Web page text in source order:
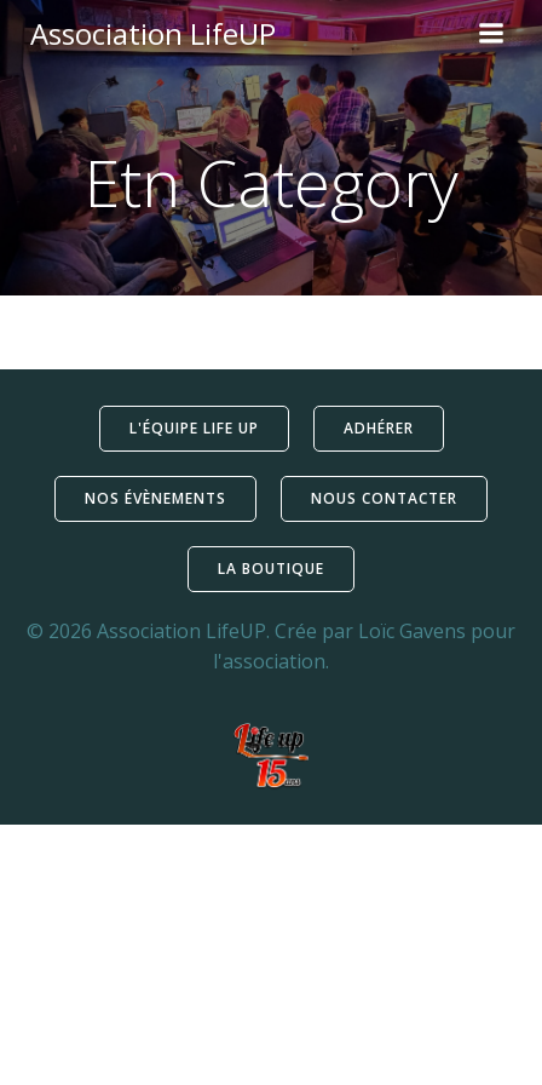
Aller
au
contenu
Association LifeUP
Etn Category
L'ÉQUIPE LIFE UP ADHÉRER
NOS ÉVÈNEMENTS NOUS CONTACTER
LA BOUTIQUE
© 2026 Association LifeUP. Crée par Loïc Gavens pour
l'association.